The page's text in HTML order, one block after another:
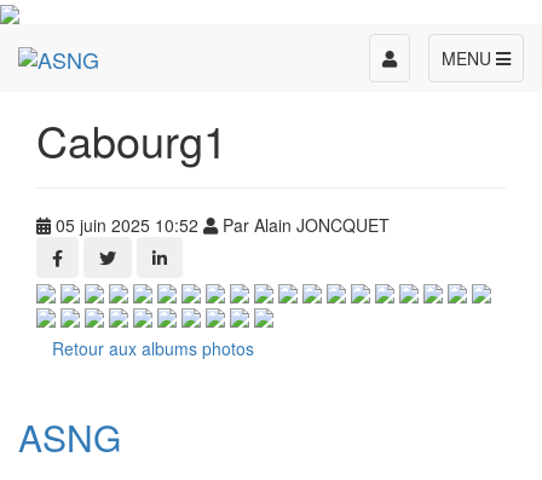
MENU
Toggle
navigation
Cabourg1
05 juin 2025 10:52 Par Alain JONCQUET
Retour aux albums photos
ASNG